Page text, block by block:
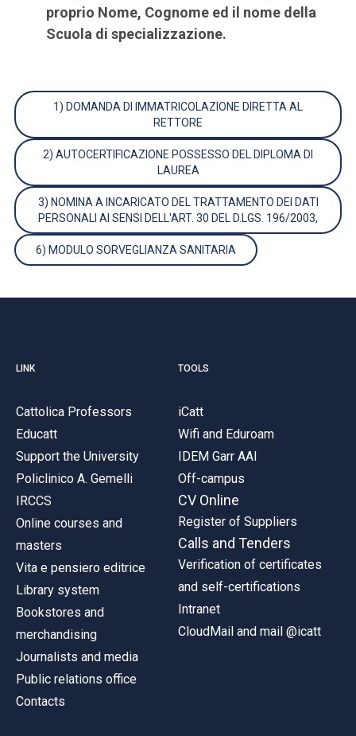
proprio Nome, Cognome ed il nome della
Scuola di specializzazione.
1) DOMANDA DI IMMATRICOLAZIONE DIRETTA AL
RETTORE
2) AUTOCERTIFICAZIONE POSSESSO DEL DIPLOMA DI
LAUREA
3) NOMINA A INCARICATO DEL TRATTAMENTO DEI DATI
PERSONALI AI SENSI DELL'ART. 30 DEL D.LGS. 196/2003,
6) MODULO SORVEGLIANZA SANITARIA
LINK
Cattolica Professors
Educatt
Support the University
Policlinico A. Gemelli
IRCCS
Online courses and
masters
Vita e pensiero editrice
Library system
Bookstores and
merchandising
Journalists and media
Public relations office
Contacts
TOOLS
iCatt
Wifi and Eduroam
IDEM Garr AAI
Off-campus
CV Online
Register of Suppliers
Calls and Tenders
Verification of certificates
and self-certifications
Intranet
CloudMail and mail @icatt